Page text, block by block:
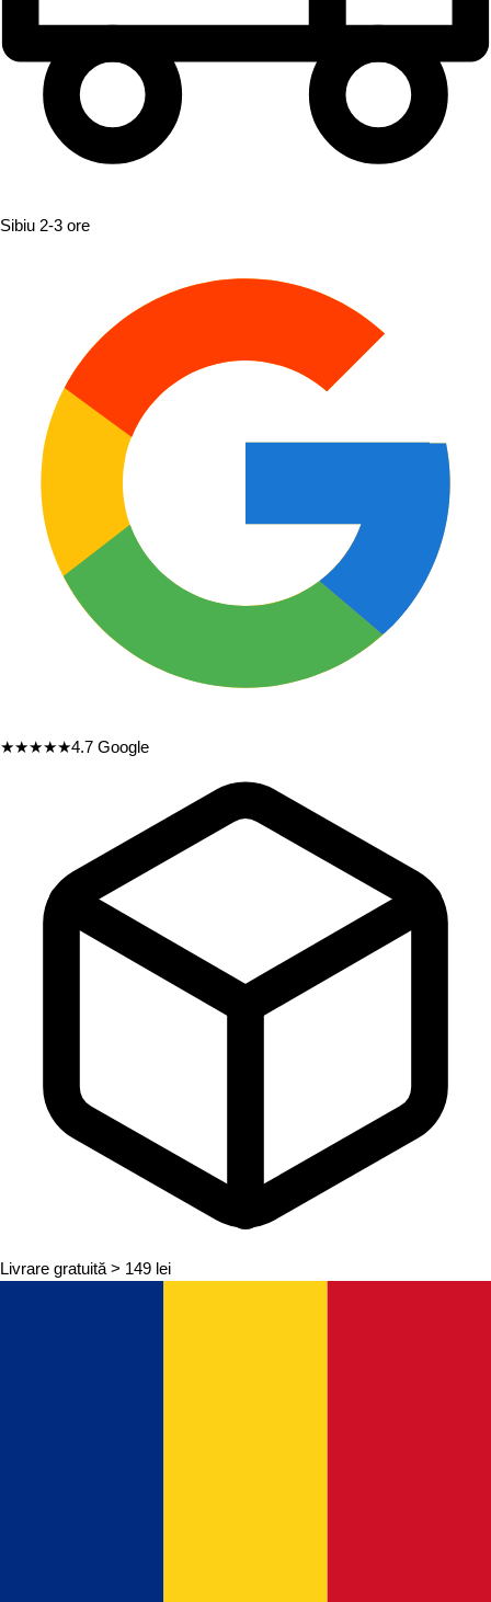
Sibiu 2-3 ore
★★★★★4.7 Google
Livrare gratuită > 149 lei